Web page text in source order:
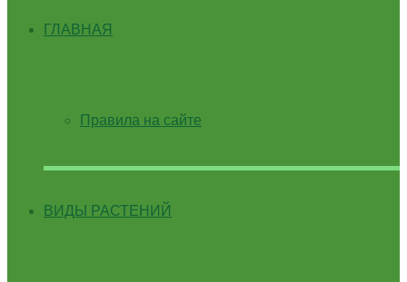
ГЛАВНАЯ
Правила на сайте
ВИДЫ РАСТЕНИЙ